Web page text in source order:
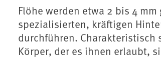
Flöhe werden etwa 2 bis 4
spezialisierten, kräftigen
durchführen.
Körper, der es ihnen erlaubt,